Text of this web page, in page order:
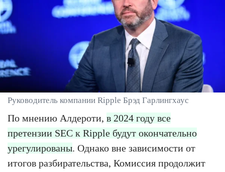
Руководитель компании Ripple Брэд Гарлингхаус
По мнению Алдероти, в 2024 году все
претензии SEC к Ripple будут окончательно
урегулированы. Однако вне зависимости от
итогов разбирательства, Комиссия продолжит